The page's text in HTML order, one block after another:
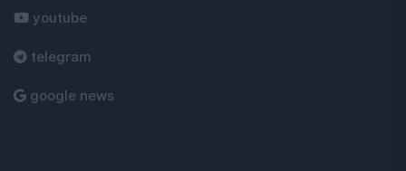
youtube
telegram
google news